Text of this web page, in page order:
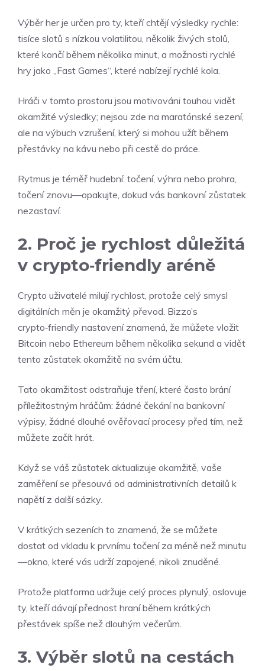
Výběr her je určen pro ty, kteří chtějí výsledky rychle:
tisíce slotů s nízkou volatilitou, několik živých stolů,
které končí během několika minut, a možnosti rychlé
hry jako „Fast Games“, které nabízejí rychlé kola.
Hráči v tomto prostoru jsou motivováni touhou vidět
okamžité výsledky; nejsou zde na maratónské sezení,
ale na výbuch vzrušení, který si mohou užít během
přestávky na kávu nebo při cestě do práce.
Rytmus je téměř hudební: točení, výhra nebo prohra,
točení znovu—opakujte, dokud vás bankovní zůstatek
nezastaví.
2. Proč je rychlost důležitá
v crypto‑friendly aréně
Crypto uživatelé milují rychlost, protože celý smysl
digitálních měn je okamžitý převod. Bizzo’s
crypto‑friendly nastavení znamená, že můžete vložit
Bitcoin nebo Ethereum během několika sekund a vidět
tento zůstatek okamžitě na svém účtu.
Tato okamžitost odstraňuje tření, které často brání
příležitostným hráčům: žádné čekání na bankovní
výpisy, žádné dlouhé ověřovací procesy před tím, než
můžete začít hrát.
Když se váš zůstatek aktualizuje okamžitě, vaše
zaměření se přesouvá od administrativních detailů k
napětí z další sázky.
V krátkých sezeních to znamená, že se můžete
dostat od vkladu k prvnímu točení za méně než minutu
—okno, které vás udrží zapojené, nikoli znuděné.
Protože platforma udržuje celý proces plynulý, oslovuje
ty, kteří dávají přednost hraní během krátkých
přestávek spíše než dlouhým večerům.
3. Výběr slotů na cestách